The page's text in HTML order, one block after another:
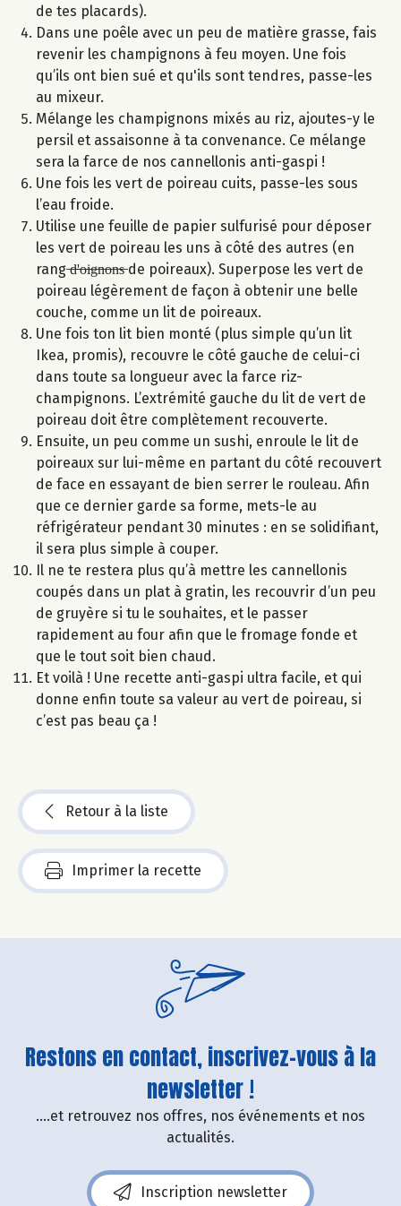
de tes placards).
Dans une poêle avec un peu de matière grasse, fais
revenir les champignons à feu moyen. Une fois
qu’ils ont bien sué et qu'ils sont tendres, passe-les
au mixeur.
Mélange les champignons mixés au riz, ajoutes-y le
persil et assaisonne à ta convenance. Ce mélange
sera la farce de nos cannellonis anti-gaspi !
Une fois les vert de poireau cuits, passe-les sous
l’eau froide.
Utilise une feuille de papier sulfurisé pour déposer
les vert de poireau les uns à côté des autres (en
rang ̶d̶'̶o̶i̶g̶n̶o̶n̶s̶ de poireaux). Superpose les vert de
poireau légèrement de façon à obtenir une belle
couche, comme un lit de poireaux.
Une fois ton lit bien monté (plus simple qu’un lit
Ikea, promis), recouvre le côté gauche de celui-ci
dans toute sa longueur avec la farce riz-
champignons. L’extrémité gauche du lit de vert de
poireau doit être complètement recouverte.
Ensuite, un peu comme un sushi, enroule le lit de
poireaux sur lui-même en partant du côté recouvert
de face en essayant de bien serrer le rouleau. Afin
que ce dernier garde sa forme, mets-le au
réfrigérateur pendant 30 minutes : en se solidifiant,
il sera plus simple à couper.
Il ne te restera plus qu’à mettre les cannellonis
coupés dans un plat à gratin, les recouvrir d’un peu
de gruyère si tu le souhaites, et le passer
rapidement au four afin que le fromage fonde et
que le tout soit bien chaud.
Et voilà ! Une recette anti-gaspi ultra facile, et qui
donne enfin toute sa valeur au vert de poireau, si
c’est pas beau ça !
Retour à la liste
Imprimer la recette
Restons en contact, inscrivez-vous à la
newsletter !
....et retrouvez nos offres, nos événements et nos
actualités.
Inscription newsletter